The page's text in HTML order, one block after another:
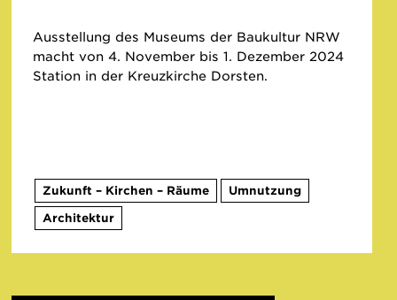
Ausstellung des Museums der Baukultur NRW
macht von 4. November bis 1. Dezember 2024
Station in der Kreuzkirche Dorsten.
Zukunft – Kirchen – Räume Umnutzung
Architektur